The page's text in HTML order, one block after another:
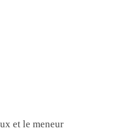
et le meneur